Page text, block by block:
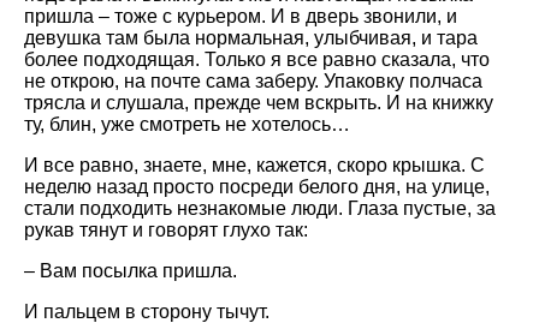
пришла – тоже с курьером. И в дверь звонили, и
девушка там была нормальная, улыбчивая, и тара
более подходящая. Только я все равно сказала, что
не открою, на почте сама заберу. Упаковку полчаса
трясла и слушала, прежде чем вскрыть. И на книжку
ту, блин, уже смотреть не хотелось…
И все равно, знаете, мне, кажется, скоро крышка. С
неделю назад просто посреди белого дня, на улице,
стали подходить незнакомые люди. Глаза пустые, за
рукав тянут и говорят глухо так:
– Вам посылка пришла.
И пальцем в сторону тычут.